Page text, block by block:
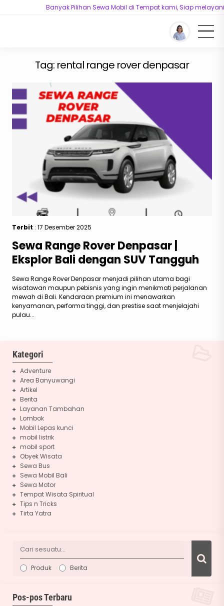
Banyak Pilihan Sewa Mobil di Tempat kami, Siap
You are here :Beranda/Tag "rental range rover denpasar"
Tag: rental range rover denpasar
Terbit : 17 Desember 2025
Sewa Range Rover Denpasar |
Eksplor Bali dengan SUV Tangguh
Sewa Range Rover Denpasar menjadi pilihan utama bagi
wisatawan maupun pebisnis yang ingin menikmati perjalanan
mewah di Bali. Kendaraan premium ini menawarkan
kenyamanan, performa tinggi, dan prestise saat menjelajahi
pulau...
Kategori
Adventure
Area Banyuwangi
Artikel
Berita
Layanan Tambahan
Lombok
Mobil Lepas kunci
mobil listrik
mobil sport
Obyek Wisata
Sewa Bus
Sewa Mobil Bali
Sewa Motor
Tempat Wisata Spiritual
Tips n Tricks
Tirta Yatra
Produk Berita
Pos-pos Terbaru